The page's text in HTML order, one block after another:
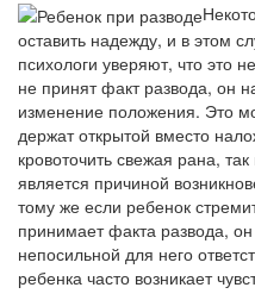
оставить надежду, и в этом
психологи уверяют, что это
не принят факт развода, он
изменение положения. Это
держат открытой вместо
кровоточить свежая рана,
является причиной
тому же если ребенок
принимает факта развода,
непосильной для него
ребенка часто возникает